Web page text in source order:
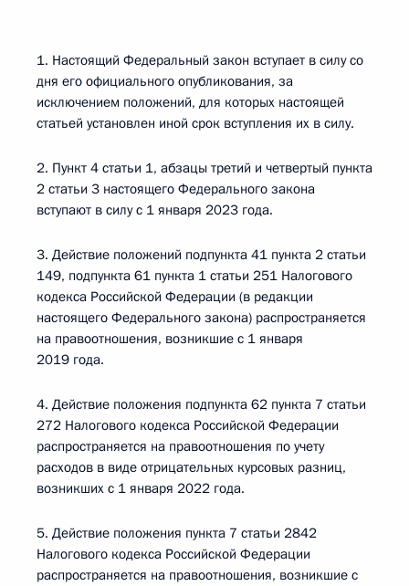
1. Настоящий Федеральный закон вступает в силу со
дня его официального опубликования, за
исключением положений, для которых настоящей
статьей установлен иной срок вступления их в силу.
2. Пункт 4 статьи 1, абзацы третий и четвертый пункта
2 статьи 3 настоящего Федерального закона
вступают в силу с 1 января 2023 года.
3. Действие положений подпункта 41 пункта 2 статьи
149, подпункта 61 пункта 1 статьи 251 Налогового
кодекса Российской Федерации (в редакции
настоящего Федерального закона) распространяется
на правоотношения, возникшие с 1 января
2019 года.
4. Действие положения подпункта 62 пункта 7 статьи
272 Налогового кодекса Российской Федерации
распространяется на правоотношения по учету
расходов в виде отрицательных курсовых разниц,
возникших с 1 января 2022 года.
5. Действие положения пункта 7 статьи 2842
Налогового кодекса Российской Федерации
распространяется на правоотношения, возникшие с